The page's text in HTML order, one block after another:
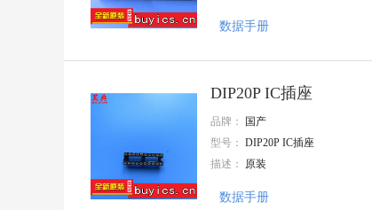
PROD(谱罗德)
TC
HTC
MIC
HCTL(华灿天禄)
HDGC(华德共创)
NJCON(永立)
JYJE(晶友嘉)
数据手册
DIP20P IC插座
品牌： 国产
型号： DIP20P IC插座
描述：
原装
数据手册